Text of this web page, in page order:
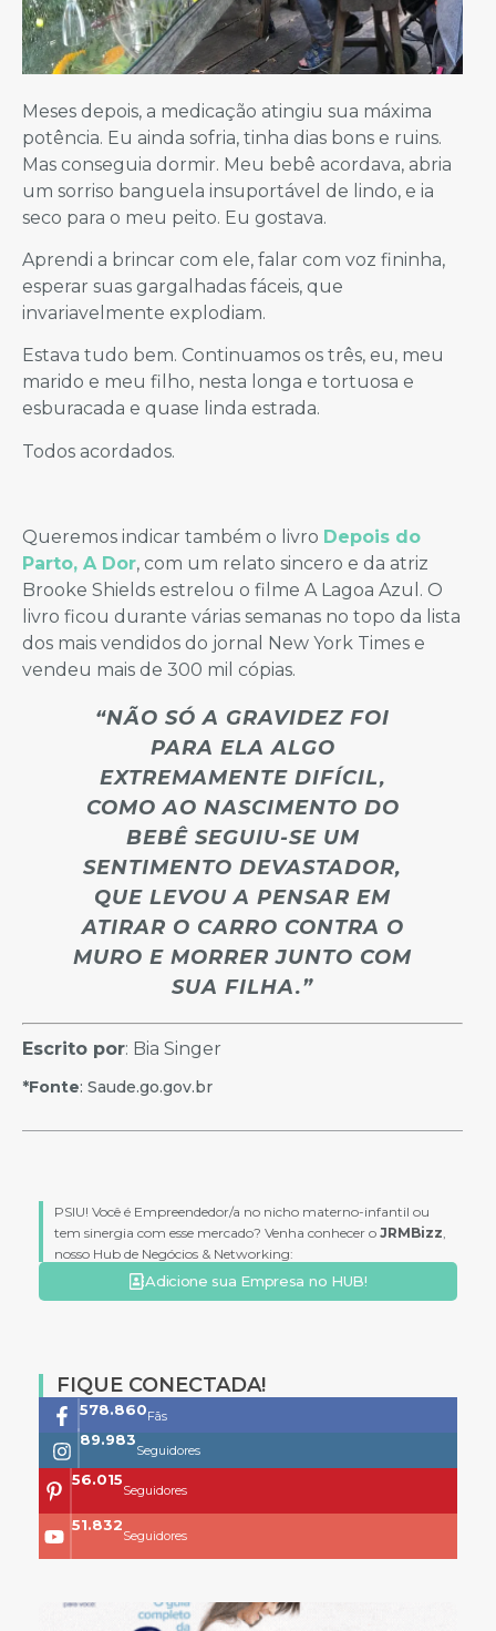
Meses depois, a medicação atingiu sua máxima
potência. Eu ainda sofria, tinha dias bons e ruins.
Mas conseguia dormir. Meu bebê acordava, abria
um sorriso banguela insuportável de lindo, e ia
seco para o meu peito. Eu gostava.
Aprendi a brincar com ele, falar com voz fininha,
esperar suas gargalhadas fáceis, que
invariavelmente explodiam.
Estava tudo bem. Continuamos os três, eu, meu
marido e meu filho, nesta longa e tortuosa e
esburacada e quase linda estrada.
Todos acordados.
Queremos indicar também o livro Depois do
Parto, A Dor, com um relato sincero e da atriz
Brooke Shields estrelou o filme A Lagoa Azul. O
livro ficou durante várias semanas no topo da lista
dos mais vendidos do jornal New York Times e
vendeu mais de 300 mil cópias.
“NÃO SÓ A GRAVIDEZ FOI
PARA ELA ALGO
EXTREMAMENTE DIFÍCIL,
COMO AO NASCIMENTO DO
BEBÊ SEGUIU-SE UM
SENTIMENTO DEVASTADOR,
QUE LEVOU A PENSAR EM
ATIRAR O CARRO CONTRA O
MURO E MORRER JUNTO COM
SUA FILHA.”
Escrito por: Bia Singer
*Fonte: Saude.go.gov.br
PSIU! Você é Empreendedor/a no nicho materno-infantil ou
tem sinergia com esse mercado? Venha conhecer o JRMBizz
nosso Hub de Negócios & Networking:
Adicione sua Empresa no HUB!
FIQUE CONECTADA!
761.659Fãs
118.399
Seguidores
73.704
Seguidores
68.200
Seguidores